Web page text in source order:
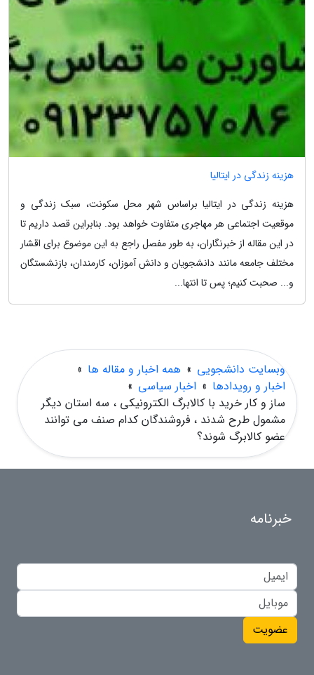
هزینه زندگی در ایتالیا
هزینه زندگی در ایتالیا براساس شهر محل سکونت، سبک زندگی و
موقعیت اجتماعی هر مهاجری متفاوت خواهد بود. بنابراین قصد داریم تا
در این مقاله از خبرنگاران، به طور مفصل راجع به این موضوع برای اقشار
مختلف جامعه مانند دانشجویان و دانش آموزان، کارمندان، بازنشستگان
و... صحبت کنیم؛ پس تا انتها...
وبسایت دانشجویی » همه اخبار و مقاله ها »
اخبار و رویدادها » اخبار سیاسی »
ساز و کار خرید با کالابرگ الکترونیکی ، سه استان دیگر
مشمول طرح شدند ، فروشندگان کدام صنف می توانند
عضو کالابرگ شوند؟
خبرنامه
عضویت